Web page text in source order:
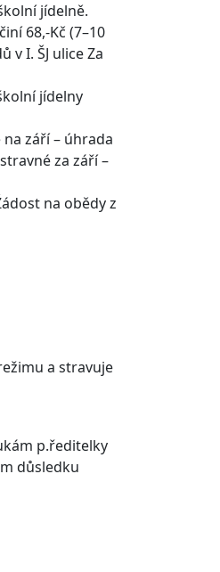
jídelně.
68,-Kč (7–10
v I. ŠJ ulice Za
jídelny
září – úhrada
za září –
na obědy z
a stravuje
p.ředitelky
důsledku